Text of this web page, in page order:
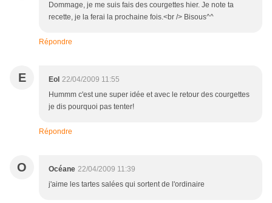
Dommage, je me suis fais des courgettes hier. Je note ta
recette, je la ferai la prochaine fois.<br /> Bisous^^
Répondre
E Eol 22/04/2009 11:55
Hummm c'est une super idée et avec le retour des courgettes
je dis pourquoi pas tenter!
Répondre
O Océane 22/04/2009 11:39
j'aime les tartes salées qui sortent de l'ordinaire